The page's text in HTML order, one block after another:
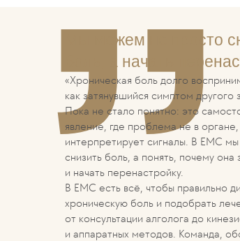
Мы можем не просто
боль, а начать
«Хроническая боль долго
как затянувшийся симптом другого
Пока не стало понятно: это
явление, где проблема не в
интерпретирует сигналы. В EMC
снизить боль, а понять, почему она
и начать перенастройку.
В EMC есть всё, чтобы правильно
хроническую боль и подобрать
от консультации алголога до
и аппаратных методов. Команда,